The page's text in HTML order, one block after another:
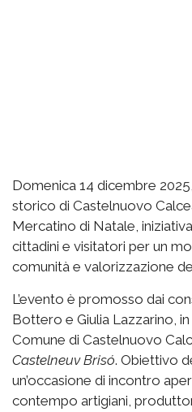
Domenica 14 dicembre
storico di Castelnuovo
Mercatino di Natale,
cittadini e visitatori per un
comunità e valorizzazione
L’evento è promosso dai
Bottero e Giulia Lazzarino,
Comune di Castelnuovo
Castelneuv Brisó. Obiettivo
un’occasione di incontro
contempo artigiani,